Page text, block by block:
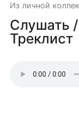
Из личной
Слушать
Треклист